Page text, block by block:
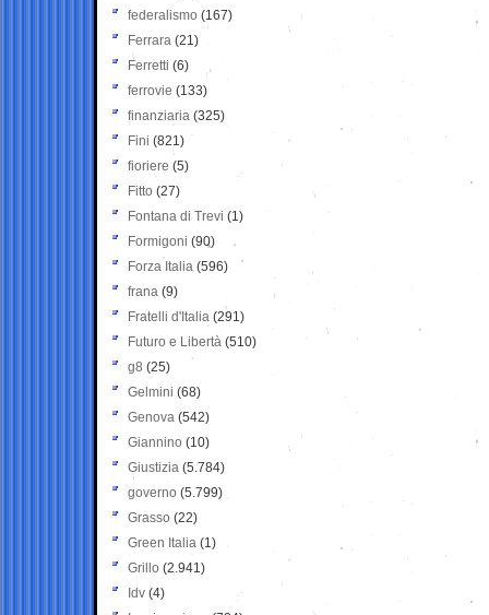
federalismo (167)
Ferrara (21)
Ferretti (6)
ferrovie (133)
finanziaria (325)
Fini (821)
fioriere (5)
Fitto (27)
Fontana di Trevi (1)
Formigoni (90)
Forza Italia (596)
frana (9)
Fratelli d'Italia (291)
Futuro e Libertà (510)
g8 (25)
Gelmini (68)
Genova (542)
Giannino (10)
Giustizia (5.784)
governo (5.799)
Grasso (22)
Green Italia (1)
Grillo (2.941)
Idv (4)